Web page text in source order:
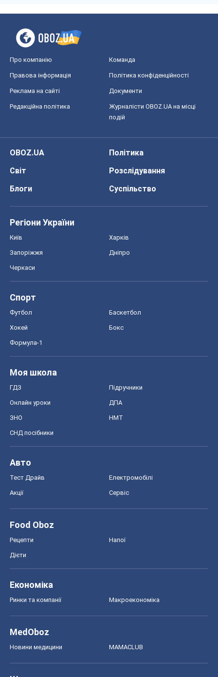
Про компанію Команда
Правова інформація Політика конфіденційності
Реклама на сайті Документи
Редакційна політика
Журналісти OBOZ.UA на місці
подій
OBOZ.UA
Політика
Світ
Розслідування
Блоги
Суспільство
Регіони України
Київ Харків
Запоріжжя Дніпро
Черкаси
Спорт
Футбол Баскетбол
Хокей Бокс
Формула-1
Моя школа
ГДЗ Підручники
Онлайн уроки ДПА
ЗНО НМТ
СНД посібники
Авто
Тест Драйв Електромобілі
Акції Сервіс
Food Oboz
Рецепти Напої
Дієти
Економіка
Ринки та компанії Макроекономіка
MedOboz
Новини медицини MAMACLUB